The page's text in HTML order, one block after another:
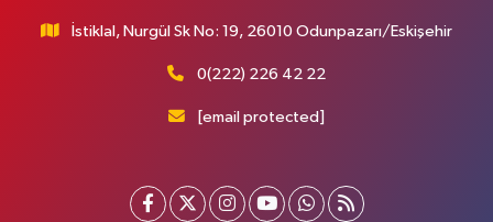
İstiklal, Nurgül Sk No: 19, 26010 Odunpazarı/Eskişehir
0(222) 226 42 22
[email protected]